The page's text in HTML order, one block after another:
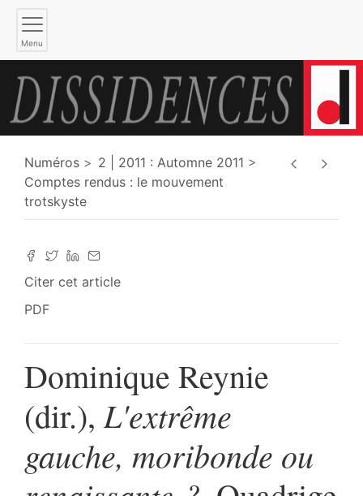
Menu
Numéros
2 | 2011 : Automne 2011
Comptes rendus : le mouvement
trotskyste
Citer cet article
PDF
Dominique Reynie
(dir.),L'extrême
gauche, moribonde ou